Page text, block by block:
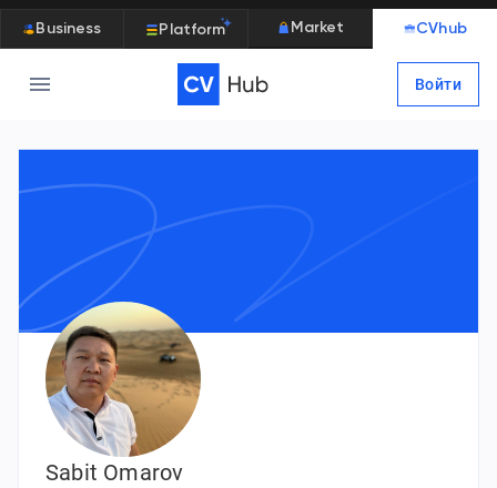
Business Platform Market CVhub
Войти
Sabit Omarov